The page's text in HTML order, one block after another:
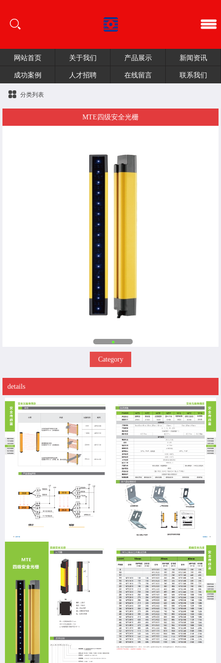
网站首页 关于我们 产品展示
新闻资讯
成功案例
人才招聘 在线留言 联系我们
分类列表
MTE四级安全光栅
Category
details